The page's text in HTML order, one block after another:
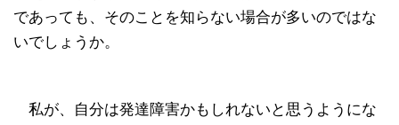
であっても、そのことを知らない場合が多いのではな
いでしょうか。
私が、自分は発達障害かもしれないと思うようにな